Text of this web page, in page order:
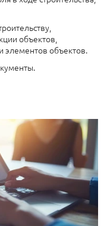
объектов,
элементов объектов.